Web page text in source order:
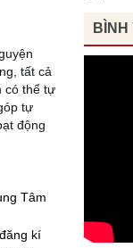
tất cả
có thể tự
tự
động
Tâm
kí
BÌNH